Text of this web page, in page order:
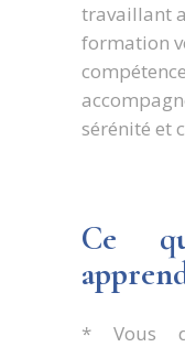
travaillant
formation
sérénité et
Ce
* Vous